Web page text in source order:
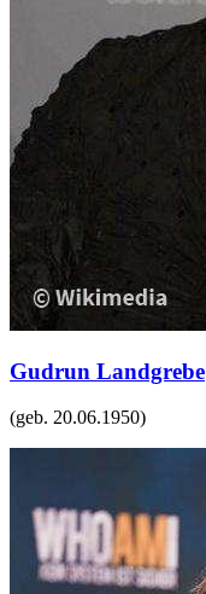
Gudrun Landgrebe
(geb. 20.06.1950)